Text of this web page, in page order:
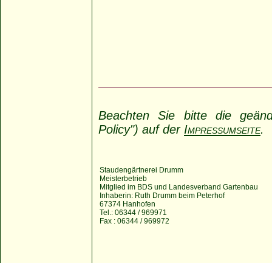
Beachten Sie bitte die
Policy") auf der Impressumseite.
Staudengärtnerei Drumm
Meisterbetrieb
Mitglied im BDS und Landesverband Gartenbau
Inhaberin: Ruth Drumm beim Peterhof
67374 Hanhofen
Tel.: 06344 / 969971
Fax : 06344 / 969972